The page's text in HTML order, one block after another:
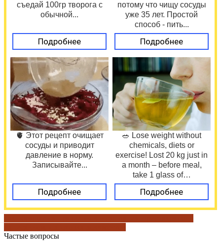
съедай 100гр творога с
обычной...
Подробнее
потому что чищу сосуды
уже 35 лет. Простой
способ - пить...
Подробнее
🫀 Этот рецепт очищает
сосуды и приводит
давление в норму.
Записывайте...
Подробнее
🥗 Lose weight without
chemicals, diets or
exercise! Lost 20 kg just in
a month – before meal,
take 1 glass of…
Подробнее
Частые вопросы